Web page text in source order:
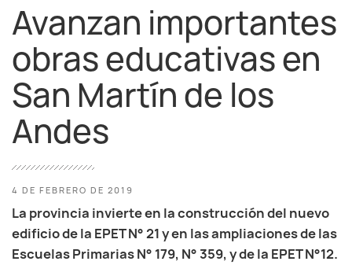
Avanzan importantes
obras educativas en
San Martín de los
Andes
4 DE FEBRERO DE 2019
La provincia invierte en la construcción del nuevo
edificio de la EPET N° 21 y en las ampliaciones de las
Escuelas Primarias N° 179, N° 359, y de la EPET N°12.